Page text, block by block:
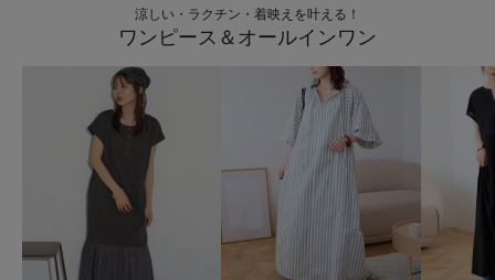
涼しい・ラクチン・着映えを叶える！
ワンピース＆オールインワン